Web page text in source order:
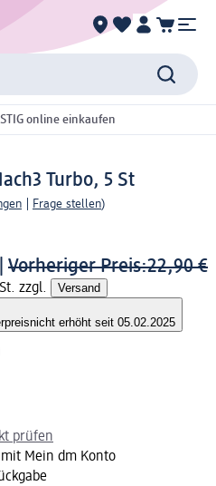
online einkaufen
Turbo, 5 St
Frage stellen)
Vorheriger Preis:22,90 €
zzgl. Versand
nicht erhöht seit 05.02.2025
prüfen
Mein dm Konto